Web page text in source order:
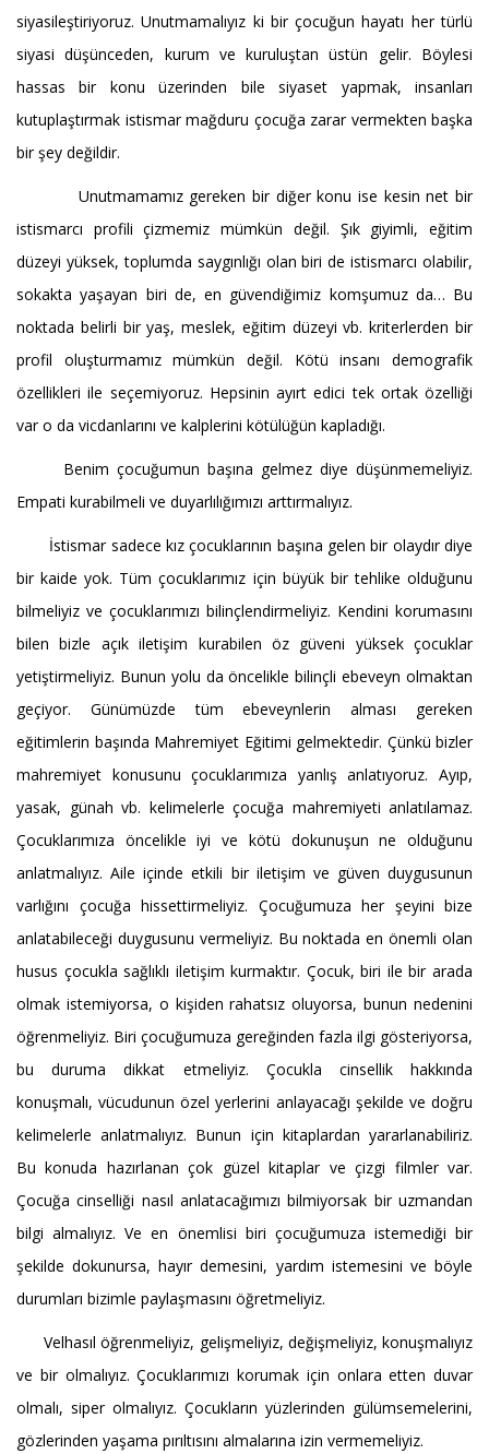
siyasileştiriyoruz. Unutmamalıyız ki bir çocuğun hayatı her türlü
siyasi düşünceden, kurum ve kuruluştan üstün gelir. Böylesi
hassas bir konu üzerinden bile siyaset yapmak, insanları
kutuplaştırmak istismar mağduru çocuğa zarar vermekten başka
bir şey değildir.
Unutmamamız gereken bir diğer konu ise kesin net bir
istismarcı profili çizmemiz mümkün değil. Şık giyimli, eğitim
düzeyi yüksek, toplumda saygınlığı olan biri de istismarcı olabilir,
sokakta yaşayan biri de, en güvendiğimiz komşumuz da… Bu
noktada belirli bir yaş, meslek, eğitim düzeyi vb. kriterlerden bir
profil oluşturmamız mümkün değil. Kötü insanı demografik
özellikleri ile seçemiyoruz. Hepsinin ayırt edici tek ortak özelliği
var o da vicdanlarını ve kalplerini kötülüğün kapladığı.
Benim çocuğumun başına gelmez diye düşünmemeliyiz.
Empati kurabilmeli ve duyarlılığımızı arttırmalıyız.
İstismar sadece kız çocuklarının başına gelen bir olaydır diye
bir kaide yok. Tüm çocuklarımız için büyük bir tehlike olduğunu
bilmeliyiz ve çocuklarımızı bilinçlendirmeliyiz. Kendini korumasını
bilen bizle açık iletişim kurabilen öz güveni yüksek çocuklar
yetiştirmeliyiz. Bunun yolu da öncelikle bilinçli ebeveyn olmaktan
geçiyor. Günümüzde tüm ebeveynlerin alması gereken
eğitimlerin başında Mahremiyet Eğitimi gelmektedir. Çünkü bizler
mahremiyet konusunu çocuklarımıza yanlış anlatıyoruz. Ayıp,
yasak, günah vb. kelimelerle çocuğa mahremiyeti anlatılamaz.
Çocuklarımıza öncelikle iyi ve kötü dokunuşun ne olduğunu
anlatmalıyız. Aile içinde etkili bir iletişim ve güven duygusunun
varlığını çocuğa hissettirmeliyiz. Çocuğumuza her şeyini bize
anlatabileceği duygusunu vermeliyiz. Bu noktada en önemli olan
husus çocukla sağlıklı iletişim kurmaktır. Çocuk, biri ile bir arada
olmak istemiyorsa, o kişiden rahatsız oluyorsa, bunun nedenini
öğrenmeliyiz. Biri çocuğumuza gereğinden fazla ilgi gösteriyorsa,
bu duruma dikkat etmeliyiz. Çocukla cinsellik hakkında
konuşmalı, vücudunun özel yerlerini anlayacağı şekilde ve doğru
kelimelerle anlatmalıyız. Bunun için kitaplardan yararlanabiliriz.
Bu konuda hazırlanan çok güzel kitaplar ve çizgi filmler var.
Çocuğa cinselliği nasıl anlatacağımızı bilmiyorsak bir uzmandan
bilgi almalıyız. Ve en önemlisi biri çocuğumuza istemediği bir
şekilde dokunursa, hayır demesini, yardım istemesini ve böyle
durumları bizimle paylaşmasını öğretmeliyiz.
Velhasıl öğrenmeliyiz, gelişmeliyiz, değişmeliyiz, konuşmalıyız
ve bir olmalıyız. Çocuklarımızı korumak için onlara etten duvar
olmalı, siper olmalıyız. Çocukların yüzlerinden gülümsemelerini,
gözlerinden yaşama pırıltısını almalarına izin vermemeliyiz.